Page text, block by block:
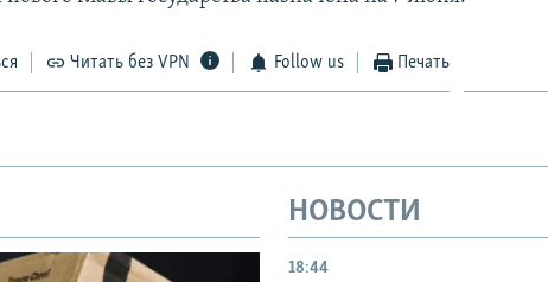
Читать без VPN Follow us Печать
НОВОСТИ
18:44